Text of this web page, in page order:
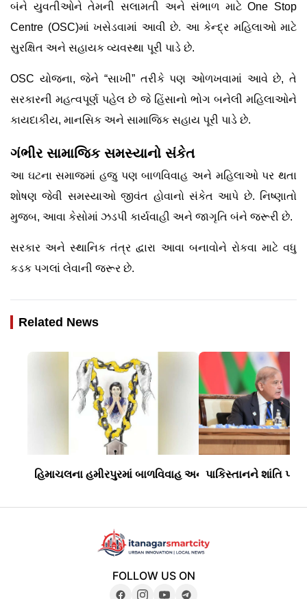
બંને યુવતીઓને તેમની સલામતી અને સંભાળ માટે One Stop
Centre (OSC)માં ખસેડવામાં આવી છે. આ કેન્દ્ર મહિલાઓ માટે
સુરક્ષિત અને સહાયક વ્યવસ્થા પૂરી પાડે છે.
OSC યોજના, જેને “સાખી” તરીકે પણ ઓળખવામાં આવે છે, તે
સરકારની મહત્વપૂર્ણ પહેલ છે જે હિંસાનો ભોગ બનેલી મહિલાઓને
કાયદાકીય, માનસિક અને સામાજિક સહાય પૂરી પાડે છે.
ગંભીર સામાજિક સમસ્યાનો સંકેત
આ ઘટના સમાજમાં હજુ પણ બાળવિવાહ અને મહિલાઓ પર થતા
શોષણ જેવી સમસ્યાઓ જીવંત હોવાનો સંકેત આપે છે. નિષ્ણાતો
મુજબ, આવા કેસોમાં ઝડપી કાર્યવાહી અને જાગૃતિ બંને જરૂરી છે.
સરકાર અને સ્થાનિક તંત્ર દ્વારા આવા બનાવોને રોકવા માટે વધુ
કડક પગલાં લેવાની જરૂર છે.
Related News
હિમાચલના હમીરપુરમાં બાળવિવાહ અને યૌન શોષણનો
પાકિસ્તાનને શાંતિ
FOLLOW US ON